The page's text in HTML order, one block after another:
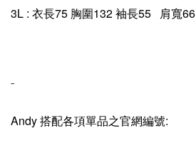
3L : 衣長75 胸圍132 袖長55 肩寬66
-
Andy 搭配各項單品之官網編號: